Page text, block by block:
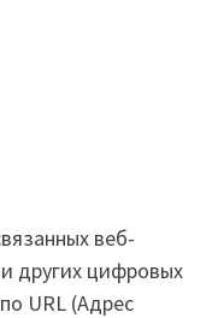
веб-
других цифровых
URL (Адрес